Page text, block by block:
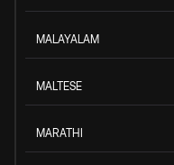
MALAYALAM
MALTESE
MARATHI